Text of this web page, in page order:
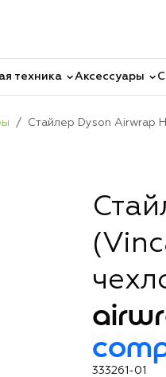
техника Аксессуары
Стайлер Dyson Airwrap
333261-01